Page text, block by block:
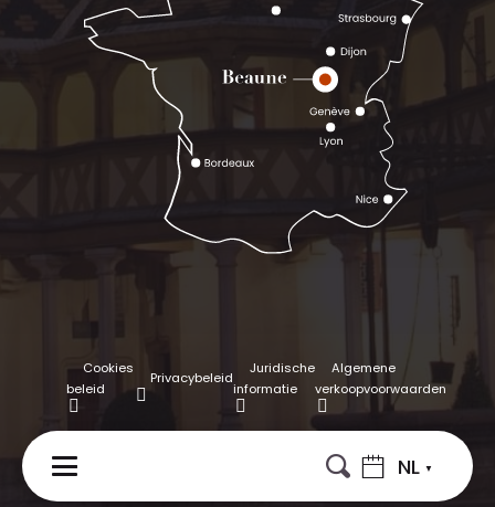
NL
Cookies
beleid
Privacybeleid
Juridische
informatie
Algemene
verkoopvoorwaarden